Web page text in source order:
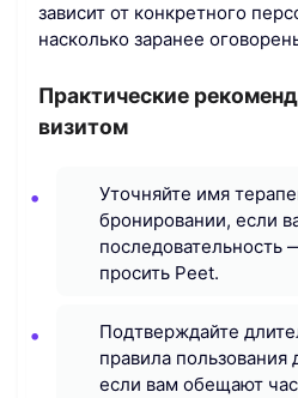
зависит от конкретного
насколько заранее
Практические
визитом
Уточняйте имя
бронировании, если
последовательность
просить Peet.
Подтверждайте
правила
если вам обещают